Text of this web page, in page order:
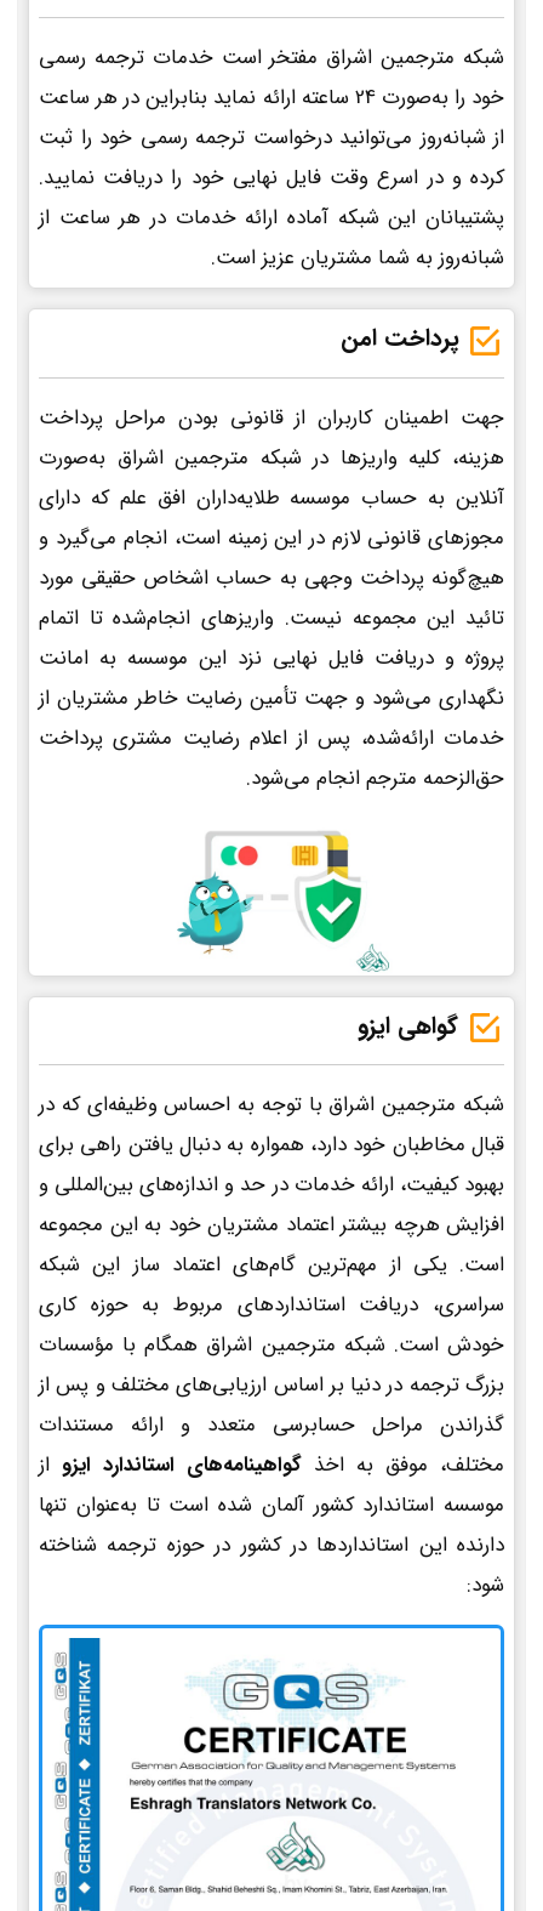
شبکه مترجمین اشراق مفتخر است خدمات ترجمه رسمی
خود را به‌صورت 24 ساعته ارائه نماید بنابراین در هر ساعت
از شبانه‌روز می‌توانید درخواست ترجمه رسمی خود را ثبت
کرده و در اسرع وقت فایل نهایی خود را دریافت نمایید.
پشتیبانان این شبکه آماده ارائه خدمات در هر ساعت از
شبانه‌روز به شما مشتریان عزیز است.
پرداخت امن
جهت اطمینان کاربران از قانونی بودن مراحل پرداخت
هزینه، کلیه واریزها در شبکه مترجمین اشراق به‌صورت
آنلاین به حساب موسسه طلایه‌داران افق علم که دارای
مجوزهای قانونی لازم در این زمینه است، انجام می‌گیرد و
هیچ‌گونه پرداخت وجهی به حساب اشخاص حقیقی مورد
تائید این مجموعه نیست. واریزهای انجام‌شده تا اتمام
پروژه و دریافت فایل نهایی نزد این موسسه به امانت
نگهداری می‌شود و جهت تأمین رضایت خاطر مشتریان از
خدمات ارائه‌شده، پس از اعلام رضایت مشتری پرداخت
حق‌الزحمه مترجم انجام می‌شود.
گواهی ایزو
شبکه مترجمین اشراق با توجه به احساس وظیفه‌ای که در
قبال مخاطبان خود دارد، همواره به دنبال یافتن راهی برای
بهبود کیفیت، ارائه خدمات در حد و اندازه‌های بین‌المللی و
افزایش هرچه بیشتر اعتماد مشتریان خود به این مجموعه
است. یکی از مهم‌ترین گام‌های اعتماد ساز این شبکه
سراسری، دریافت استانداردهای مربوط به حوزه کاری
خودش است. شبکه مترجمین اشراق همگام با مؤسسات
بزرگ ترجمه در دنیا بر اساس ارزیابی‌های مختلف و پس از
گذراندن مراحل حسابرسی متعدد و ارائه مستندات
مختلف، موفق به اخذ گواهینامه‌های استاندارد ایزو از
موسسه استاندارد کشور آلمان شده است تا به‌عنوان تنها
دارنده این استانداردها در کشور در حوزه ترجمه شناخته
شود: